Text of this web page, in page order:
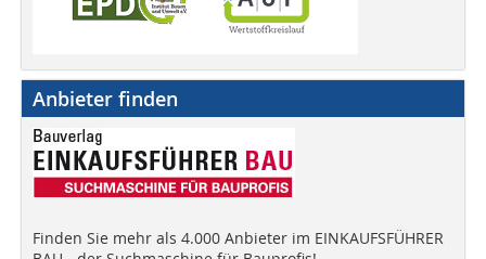
Anbieter finden
Finden Sie mehr als 4.000 Anbieter im EINKAUFSFÜHRER